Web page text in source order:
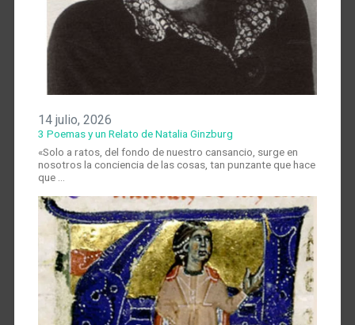
14 julio, 2026
3 Poemas y un Relato de Natalia Ginzburg
«Solo a ratos, del fondo de nuestro cansancio, surge en
nosotros la conciencia de las cosas, tan punzante que hace
que …